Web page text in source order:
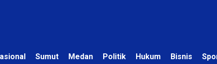
Sumut Medan Politik Hukum Bisnis